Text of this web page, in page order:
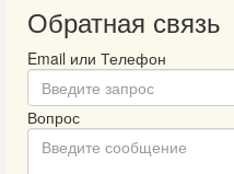
Обратная связь
Email или Телефон
Вопрос